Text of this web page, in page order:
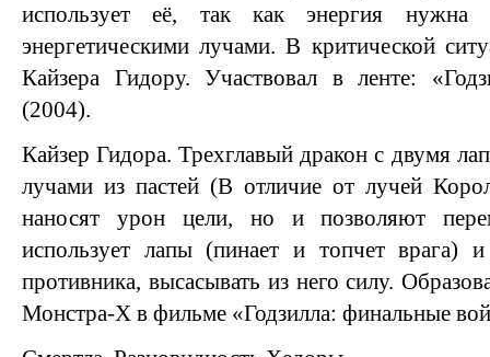
использует её, так как энергия
энергетическими лучами. В критической
Кайзера Гидору. Участвовал в ленте:
(2004).
Кайзер Гидора. Трехглавый дракон с двумя
лучами из пастей (В отличие от лучей
наносят урон цели, но и позволяют
использует лапы (пинает и топчет врага)
противника, высасывать из него силу.
Монстра-X в фильме «Годзилла: финальные